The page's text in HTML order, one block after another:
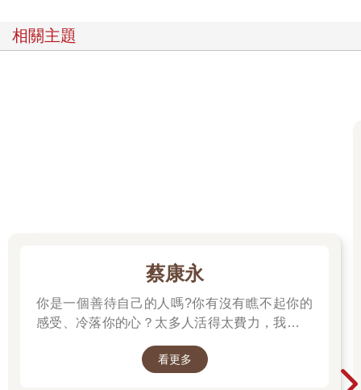
相關主題
蔡康永
你是一個善待自己的人嗎?你有沒有瞧不起你的
感受、冷落你的心？太多人活得太費力，我想為
舒服、也更滿足的方法。所以我寫了這本書。
看更多